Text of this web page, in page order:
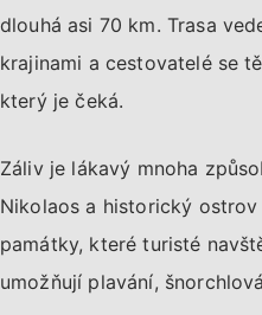
dlouhá asi 70 km. Trasa
krajinami a cestovatelé se
který je čeká.
Záliv je lákavý mnoha
Nikolaos a historický
památky, které turisté
umožňují plavání,